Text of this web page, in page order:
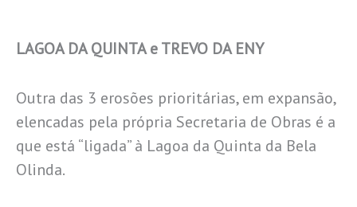
LAGOA DA QUINTA e TREVO DA ENY
Outra das 3 erosões prioritárias, em expansão,
elencadas pela própria Secretaria de Obras é a
que está “ligada” à Lagoa da Quinta da Bela
Olinda.